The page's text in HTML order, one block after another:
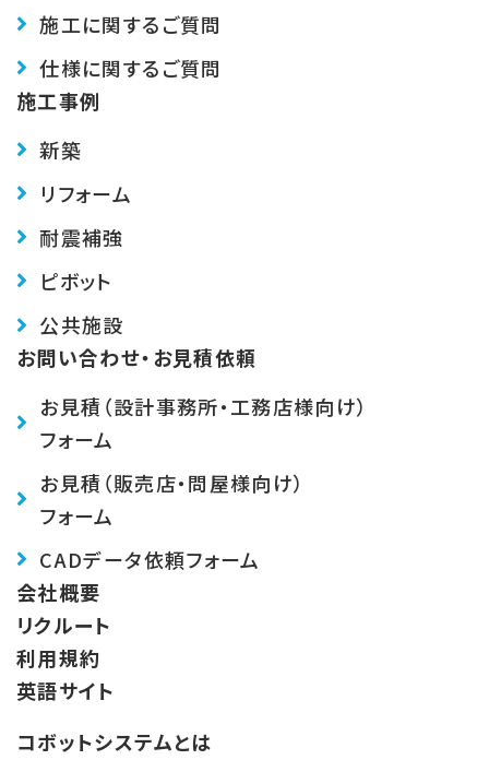
施工に関するご質問
仕様に関するご質問
施工事例
新築
リフォーム
耐震補強
ピボット
公共施設
お問い合わせ・お見積依頼
お見積（設計事務所・工務店様向け）
フォーム
お見積（販売店・問屋様向け）
フォーム
CADデータ依頼フォーム
会社概要
リクルート
利用規約
英語サイト
コボットシステムとは